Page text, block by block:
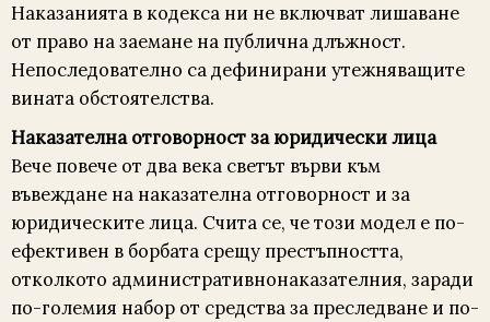
Наказанията в кодекса ни не включват лишаване
от право на заемане на публична длъжност.
Непоследователно са дефинирани утежняващите
вината обстоятелства.
Наказателна отговорност за юридически лица
Вече повече от два века светът върви към
въвеждане на наказателна отговорност и за
юридическите лица. Счита се, че този модел е по-
ефективен в борбата срещу престъпността,
отколкото административнонаказателния, заради
по-големия набор от средства за преследване и по-